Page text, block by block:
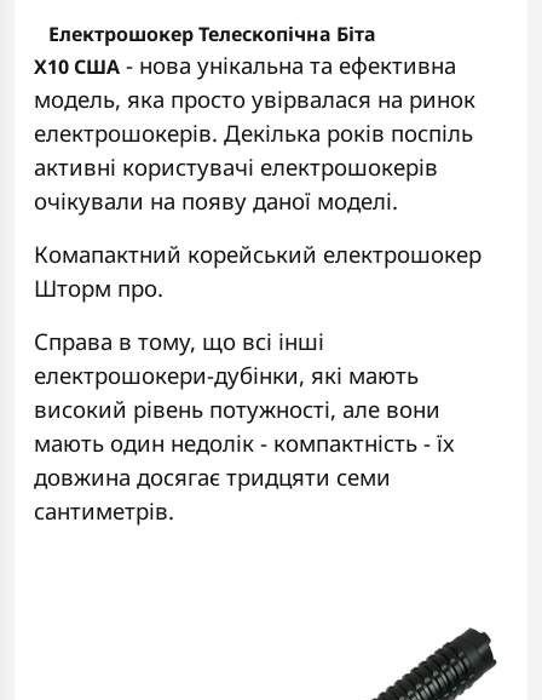
Електрошокер Телескопічна Біта
Х10 США - нова унікальна та ефективна
модель, яка просто увірвалася на ринок
електрошокерів. Декілька років поспіль
активні користувачі електрошокерів
очікували на появу даної моделі.
Комапактний корейський електрошокер
Шторм про.
Справа в тому, що всі інші
електрошокери-дубінки, які мають
високий рівень потужності, але вони
мають один недолік - компактність - їх
довжина досягає тридцяти семи
сантиметрів.